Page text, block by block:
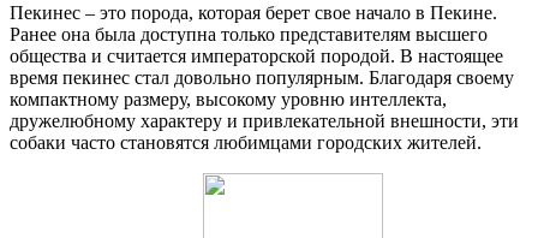
Пекинес – это порода, которая берет свое начало в Пекине.
Ранее она была доступна только представителям высшего
общества и считается императорской породой. В настоящее
время пекинес стал довольно популярным. Благодаря своему
компактному размеру, высокому уровню интеллекта,
дружелюбному характеру и привлекательной внешности, эти
собаки часто становятся любимцами городских жителей.